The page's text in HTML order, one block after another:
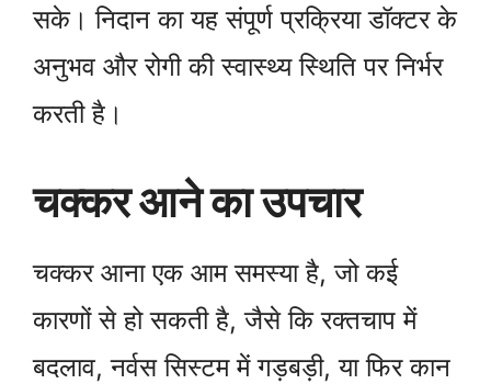
सके। निदान का यह संपूर्ण प्रक्रिया डॉक्टर के
अनुभव और रोगी की स्वास्थ्य स्थिति पर निर्भर
करती है।
चक्कर आने का उपचार
चक्कर आना एक आम समस्या है, जो कई
कारणों से हो सकती है, जैसे कि रक्तचाप में
बदलाव, नर्वस सिस्टम में गड़बड़ी, या फिर कान